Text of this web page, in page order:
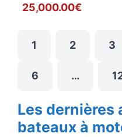
25,000.00€
1 2 3
6 …
Les dernières
bateaux à